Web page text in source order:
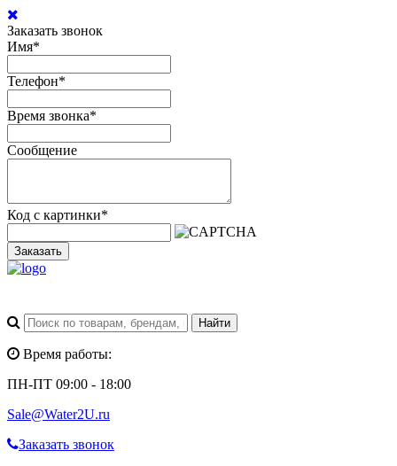
Заказать звонок
Имя*
Телефон*
Время звонка*
Сообщение
Код с картинки*
Заказать
Время работы:
ПН-ПТ 09:00 - 18:00
Sale@Water2U.ru
Заказать звонок